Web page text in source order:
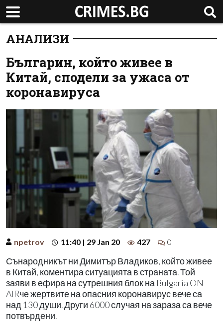
АНАЛИЗИ
Българин, който живее в
Китай, сподели за ужаса от
коронавируса
npetrov 11:40 | 29 Jan 20 427 0
Сънародникът ни Димитър Владиков, който живее
в Китай, коментира ситуацията в страната. Той
заяви в ефира на сутрешния блок на Bulgaria ON
AIRче жертвите на опасния коронавирус вече са
над 130 души. Други 6000 случая на зараза са вече
потвърдени.